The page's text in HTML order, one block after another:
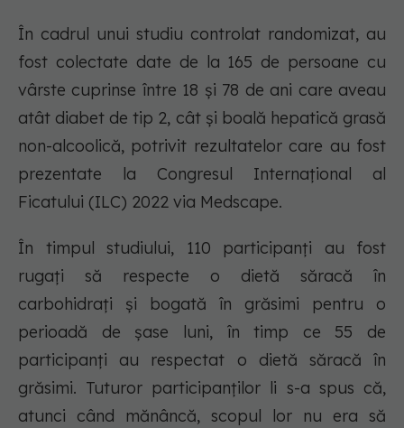
În cadrul unui studiu controlat randomizat, au
fost colectate date de la 165 de persoane cu
vârste cuprinse între 18 și 78 de ani care aveau
atât diabet de tip 2, cât și boală hepatică grasă
non-alcoolică, potrivit rezultatelor care au fost
prezentate la Congresul Internațional al
Ficatului (ILC) 2022 via Medscape.
În timpul studiului, 110 participanți au fost
rugați să respecte o dietă săracă în
carbohidrați și bogată în grăsimi pentru o
perioadă de șase luni, în timp ce 55 de
participanți au respectat o dietă săracă în
grăsimi. Tuturor participanților li s-a spus că,
atunci când mănâncă, scopul lor nu era să